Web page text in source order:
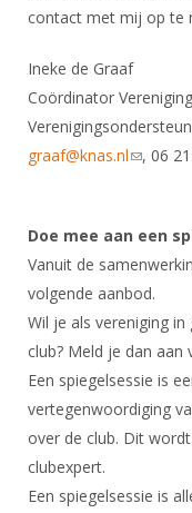
Formulieren
Alle Verenigingen
Nieuws
Oprichting Vereniging
Overschrijven leden
JEC
Veteranenwedstrijden
Wedstrijdorganisatie
Nieuws
Import inschrijvingen
Verwerk
NK organiseren
Promotie en logo
Geschiedenis van het
Scheidsrechterslijst
Opleidingen
Tuchtzaken
Infotheek
Bibliotheek
ALV
Touché
contact met mij op te
Ineke de Graaf
Coördinator
graaf@knas.nl(link, 06
Doe mee aan een
Vanuit de
volgende aanbod.
Wil je als vereniging
club? Meld je dan aan
Een spiegelsessie is
vertegenwoordiging
over de club. Dit
clubexpert.
Een spiegelsessie is